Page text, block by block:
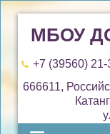
МБОУ
+7 (39560) 21-
666611,